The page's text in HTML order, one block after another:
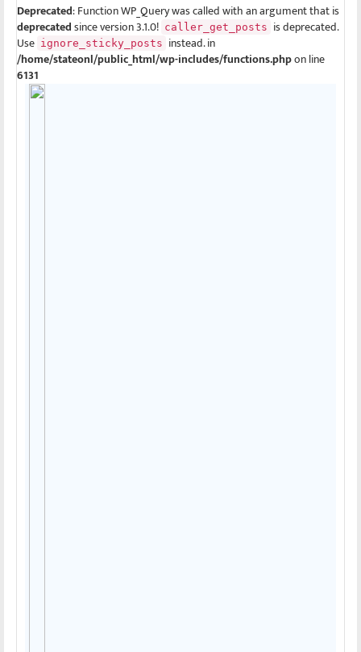
Deprecated: Function WP_Query was called with an argument that is
deprecatedsince version 3.1.0! caller_get_posts is deprecated.
Use ignore_sticky_posts instead. in
/home/stateonl/public_html/wp-includes/functions.phpon line
6131